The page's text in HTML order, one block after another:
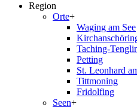
Region
Orte+
Waging am See
Taching-
Petting
St. Leonhard
Tittmoning
Fridolfing
Seen+